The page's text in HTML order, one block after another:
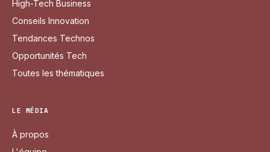
High-Tech Business
Conseils Innovation
Tendances Technos
Opportunités Tech
Toutes les thématiques
LE MÉDIA
À propos